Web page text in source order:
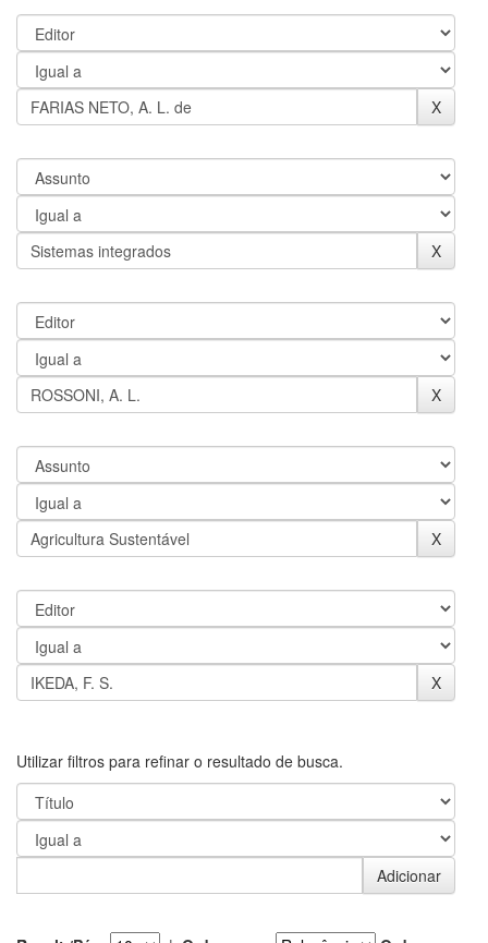
Utilizar filtros para refinar o resultado de busca.